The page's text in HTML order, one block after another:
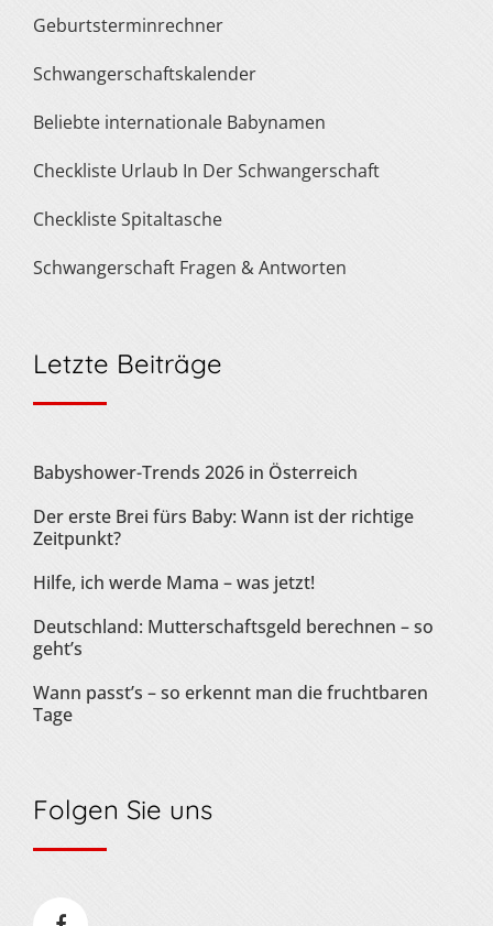
Geburtsterminrechner
Schwangerschaftskalender
Beliebte internationale Babynamen
Checkliste Urlaub In Der Schwangerschaft
Checkliste Spitaltasche
Schwangerschaft Fragen & Antworten
Letzte Beiträge
Babyshower-Trends 2026 in Österreich
Der erste Brei fürs Baby: Wann ist der richtige
Zeitpunkt?
Hilfe, ich werde Mama – was jetzt!
Deutschland: Mutterschaftsgeld berechnen – so
geht’s
Wann passt’s – so erkennt man die fruchtbaren
Tage
Folgen Sie uns